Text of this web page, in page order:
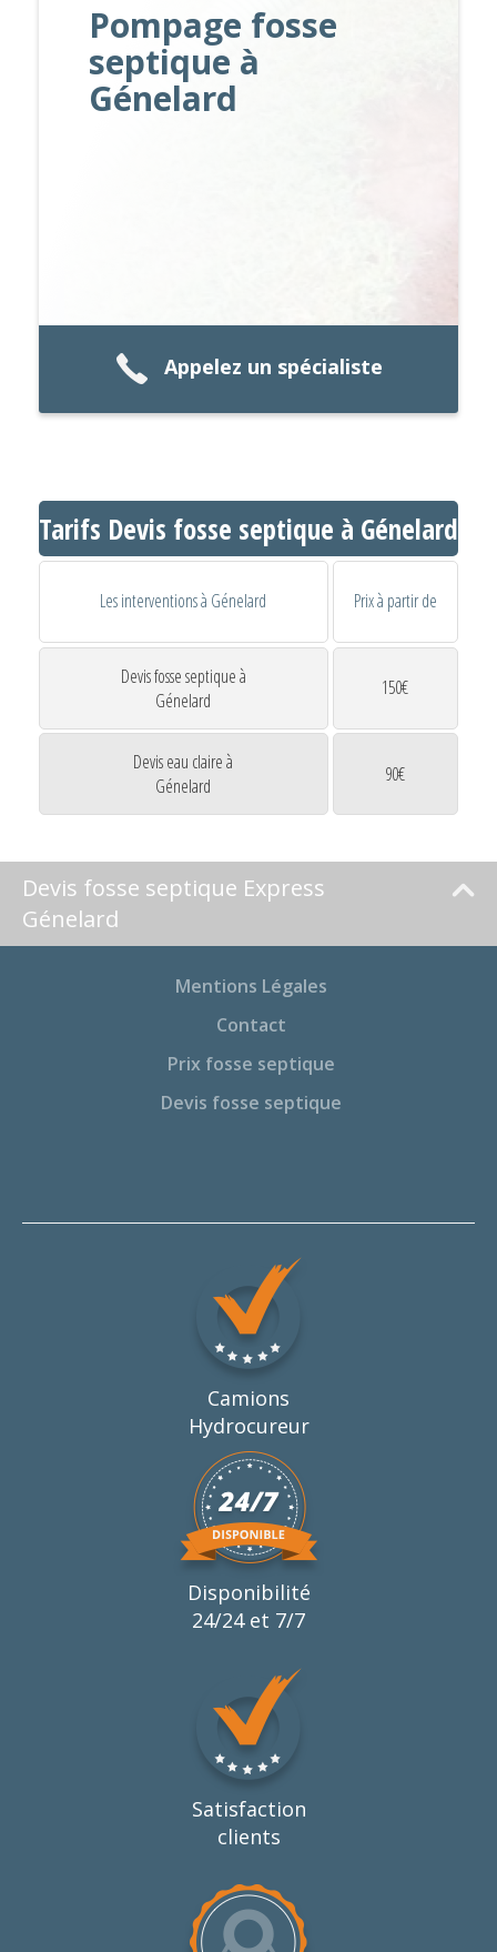
Pompage fosse
septique à
Génelard
Appelez un spécialiste
Tarifs Devis fosse septique à Génelard
Les interventions à Génelard Prix à partir de
Devis fosse septique à
Génelard
150€
Devis eau claire à
Génelard
90€
Devis fosse septique Express
Génelard
Mentions Légales
Contact
Prix fosse septique
Devis fosse septique
Camions
Hydrocureur
Disponibilité
24/24 et 7/7
Satisfaction
clients